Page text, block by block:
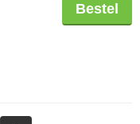
Bestel